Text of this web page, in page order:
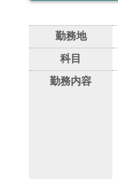
勤務地
科目
勤務内容